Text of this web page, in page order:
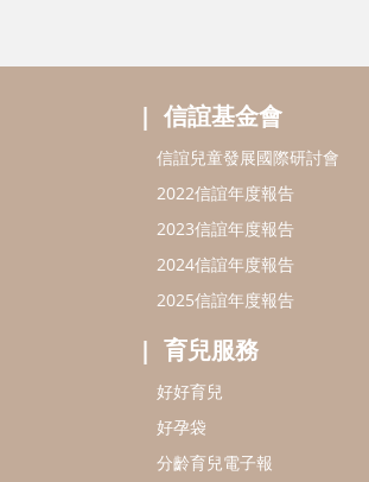
信誼基金會
信誼兒童發展國際研討會
2022信誼年度報告
2023信誼年度報告
2024信誼年度報告
2025信誼年度報告
育兒服務
好好育兒
好孕袋
分齡育兒電子報